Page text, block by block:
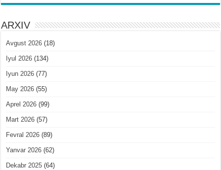
ARXIV
Avgust 2026 (18)
Iyul 2026 (134)
Iyun 2026 (77)
May 2026 (55)
Aprel 2026 (99)
Mart 2026 (57)
Fevral 2026 (89)
Yanvar 2026 (62)
Dekabr 2025 (64)